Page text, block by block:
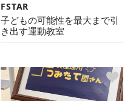
FSTAR
子どもの可能性を最大まで引
き出す運動教室